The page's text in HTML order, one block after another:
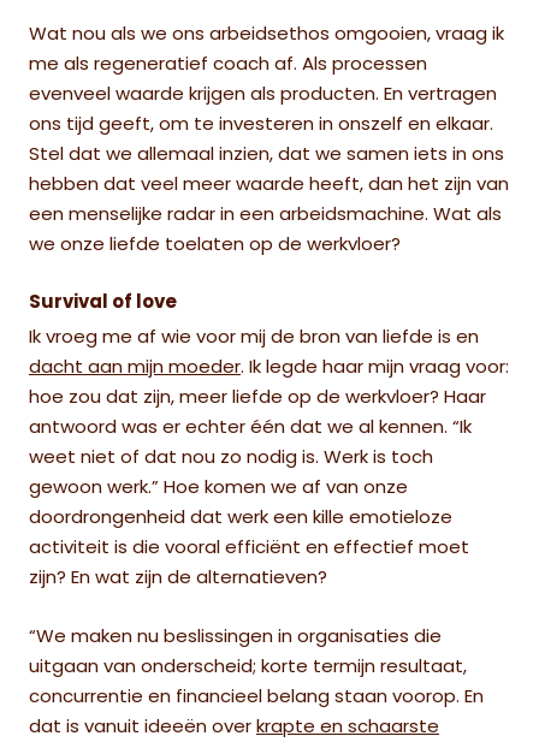
Wat nou als we ons arbeidsethos omgooien, vraag ik
me als regeneratief coach af. Als processen
evenveel waarde krijgen als producten. En vertragen
ons tijd geeft, om te investeren in onszelf en elkaar.
Stel dat we allemaal inzien, dat we samen iets in ons
hebben dat veel meer waarde heeft, dan het zijn van
een menselijke radar in een arbeidsmachine. Wat als
we onze liefde toelaten op de werkvloer?
Survival of love
Ik vroeg me af wie voor mij de bron van liefde is en
dacht aan mijn moeder. Ik legde haar mijn vraag voor:
hoe zou dat zijn, meer liefde op de werkvloer? Haar
antwoord was er echter één dat we al kennen. “Ik
weet niet of dat nou zo nodig is. Werk is toch
gewoon werk.” Hoe komen we af van onze
doordrongenheid dat werk een kille emotieloze
activiteit is die vooral efficiënt en effectief moet
zijn? En wat zijn de alternatieven?
“We maken nu beslissingen in organisaties die
uitgaan van onderscheid; korte termijn resultaat,
concurrentie en financieel belang staan voorop. En
dat is vanuit ideeën over krapte en schaarste